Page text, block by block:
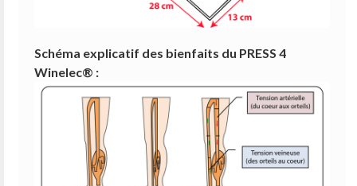
Schéma explicatif des bienfaits du PRESS 4
Winelec® :